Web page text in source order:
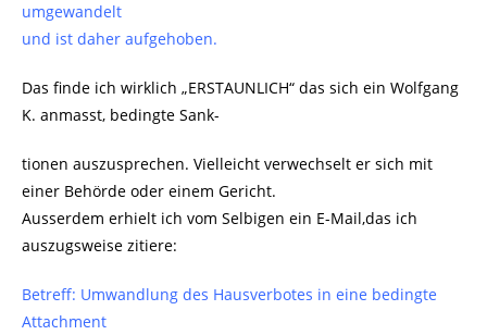
umgewandelt
und ist daher aufgehoben.
Das finde ich wirklich „ERSTAUNLICH“ das sich ein Wolfgang
K. anmasst, bedingte Sank-
tionen auszusprechen. Vielleicht verwechselt er sich mit
einer Behörde oder einem Gericht.
Ausserdem erhielt ich vom Selbigen ein E-Mail,das ich
auszugsweise zitiere:
Betreff: Umwandlung des Hausverbotes in eine bedingte
Attachment